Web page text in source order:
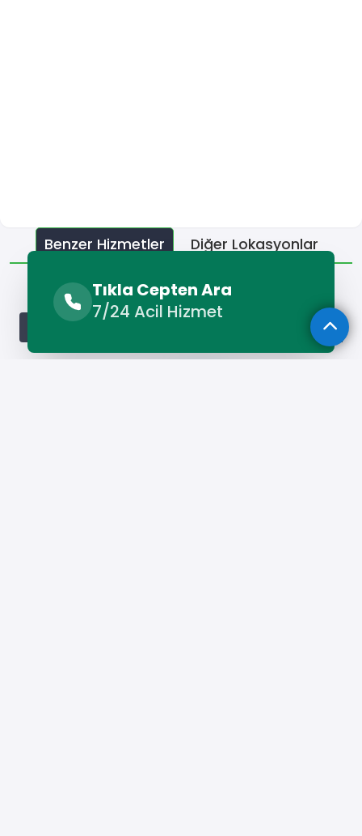
Tıkla Cepten Ara
7/24 Acil Hizmet
Benzer Hizmetler Diğer Lokasyonlar
Benzer Hizmetler
Gaziemir Camcı